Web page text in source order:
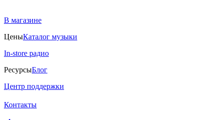
В магазине
ЦеныКаталог музыки
In-store радио
РесурсыБлог
Центр поддержки
Контакты